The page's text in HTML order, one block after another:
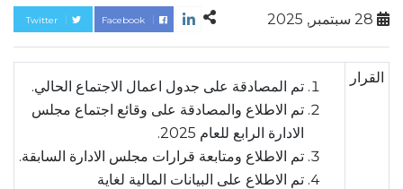
Twitter Facebook
القرار
تم المصادقة على جدول اعمال الاجتماع الحالي.
تم الاطلاع والمصادقة على وقائع اجتماع مجلس
الادارة الرابع للعام 2025.
تم الاطلاع ومتابعة قرارات مجلس الادارة السابقة.
تم الاطلاع على البيانات المالية لغاية